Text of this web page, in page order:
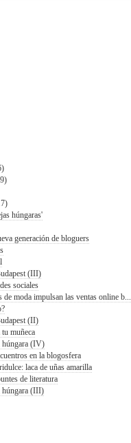
húngaras'
generación de bloguers
(III)
sociales
de moda impulsan las ventas online b...
(II)
muñeca
húngara (IV)
en la blogosfera
laca de uñas amarilla
de literatura
húngara (III)